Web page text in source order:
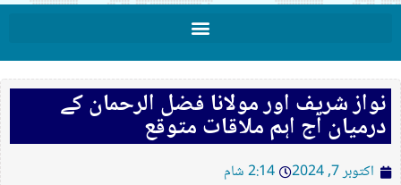
نواز شریف اور مولانا فضل الرحمان کے
درمیان آج اہم ملاقات متوقع
اکتوبر 7, 2024 2:14 شام